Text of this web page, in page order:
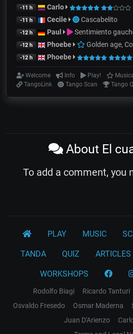
-11 h Carlo
-11 h Cecile Cascabelito
-12 h Paul Sentimiento
-12 h Phoebe Golden age,
-12 h Phoebe
Welcome Info Play!
TangoLink
Tango Scan Tango
About El
To add a comment, you
PLAY MUSIC
TANDA QUIZ ARTICLES
WORKSHOPS
Rodolfo Biagi Ricardo Tanturi
Osvaldo Fresedo
Osmar Maderna
Juan D'Arienzo